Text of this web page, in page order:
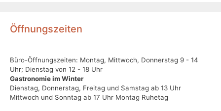
Öffnungszeiten
Büro-Öffnungszeiten: Montag, Mittwoch, Donnerstag 9 - 14
Uhr; Dienstag von 12 - 18 Uhr
Gastronomie im Winter
Dienstag, Donnerstag, Freitag und Samstag ab 13 Uhr
Mittwoch und Sonntag ab 17 Uhr Montag Ruhetag